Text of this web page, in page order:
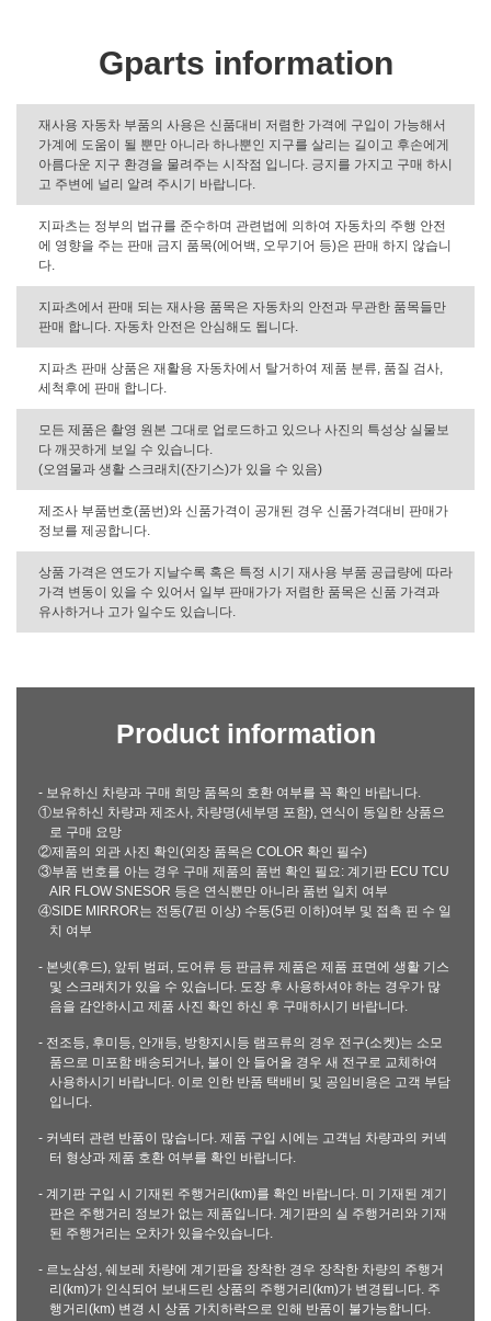
Gparts information
재사용 자동차 부품의 사용은 신품대비 저렴한 가격에 구입이 가능해서
가계에 도움이 될 뿐만 아니라 하나뿐인 지구를 살리는 길이고 후손에게
아름다운 지구 환경을 물려주는 시작점 입니다. 긍지를 가지고 구매 하시
고 주변에 널리 알려 주시기 바랍니다.
지파츠는 정부의 법규를 준수하며 관련법에 의하여 자동차의 주행 안전
에 영향을 주는 판매 금지 품목(에어백, 오무기어 등)은 판매 하지 않습니
다.
지파츠에서 판매 되는 재사용 품목은 자동차의 안전과 무관한 품목들만
판매 합니다. 자동차 안전은 안심해도 됩니다.
지파츠 판매 상품은 재활용 자동차에서 탈거하여 제품 분류, 품질 검사,
세척후에 판매 합니다.
모든 제품은 촬영 원본 그대로 업로드하고 있으나 사진의 특성상 실물보
다 깨끗하게 보일 수 있습니다.
(오염물과 생활 스크래치(잔기스)가 있을 수 있음)
제조사 부품번호(품번)와 신품가격이 공개된 경우 신품가격대비 판매가
정보를 제공합니다.
상품 가격은 연도가 지날수록 혹은 특정 시기 재사용 부품 공급량에 따라
가격 변동이 있을 수 있어서 일부 판매가가 저렴한 품목은 신품 가격과
유사하거나 고가 일수도 있습니다.
Product information
- 보유하신 차량과 구매 희망 품목의 호환 여부를 꼭 확인 바랍니다.
①보유하신 차량과 제조사, 차량명(세부명 포함), 연식이 동일한 상품으
로 구매 요망
②제품의 외관 사진 확인(외장 품목은 COLOR 확인 필수)
③부품 번호를 아는 경우 구매 제품의 품번 확인 필요: 계기판 ECU TCU
AIR FLOW SNESOR 등은 연식뿐만 아니라 품번 일치 여부
④SIDE MIRROR는 전동(7핀 이상) 수동(5핀 이하)여부 및 접촉 핀 수 일
치 여부
- 본넷(후드), 앞뒤 범퍼, 도어류 등 판금류 제품은 제품 표면에 생활 기스
및 스크래치가 있을 수 있습니다. 도장 후 사용하셔야 하는 경우가 많
음을 감안하시고 제품 사진 확인 하신 후 구매하시기 바랍니다.
- 전조등, 후미등, 안개등, 방향지시등 램프류의 경우 전구(소켓)는 소모
품으로 미포함 배송되거나, 불이 안 들어올 경우 새 전구로 교체하여
사용하시기 바랍니다. 이로 인한 반품 택배비 및 공임비용은 고객 부담
입니다.
- 커넥터 관련 반품이 많습니다. 제품 구입 시에는 고객님 차량과의 커넥
터 형상과 제품 호환 여부를 확인 바랍니다.
- 계기판 구입 시 기재된 주행거리(km)를 확인 바랍니다. 미 기재된 계기
판은 주행거리 정보가 없는 제품입니다. 계기판의 실 주행거리와 기재
된 주행거리는 오차가 있을수있습니다.
- 르노삼성, 쉐보레 차량에 계기판을 장착한 경우 장착한 차량의 주행거
리(km)가 인식되어 보내드린 상품의 주행거리(km)가 변경됩니다. 주
행거리(km) 변경 시 상품 가치하락으로 인해 반품이 불가능합니다.